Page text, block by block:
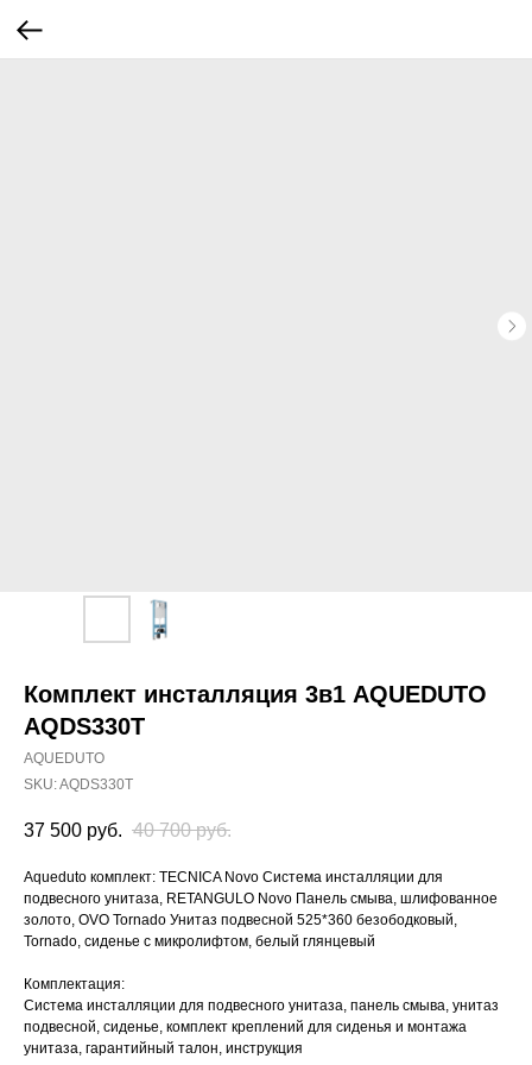
Комплект инсталляция 3в1 AQUEDUTO
AQDS330T
AQUEDUTO
SKU:AQDS330T
37 500 руб. 40 700 руб.
Aqueduto комплект: TECNICA Novo Система инсталляции для
подвесного унитаза, RETANGULO Novo Панель смыва, шлифованное
золото, OVO Tornado Унитаз подвесной 525*360 безободковый,
Tornado, сиденье с микролифтом, белый глянцевый
Комплектация:
Система инсталляции для подвесного унитаза, панель смыва, унитаз
подвесной, сиденье, комплект креплений для сиденья и монтажа
унитаза, гарантийный талон, инструкция